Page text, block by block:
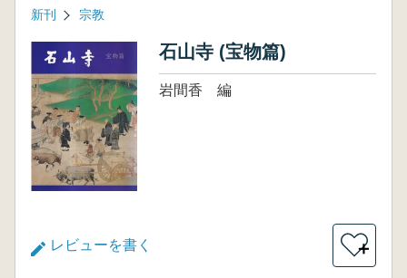
新刊 宗教
石山寺 (宝物篇)
岩間香 編
レビューを書く ＋